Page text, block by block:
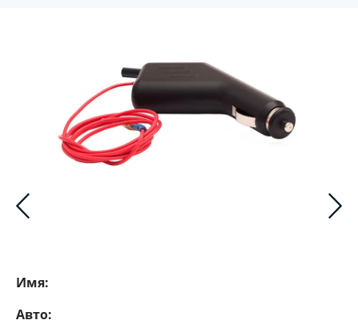
Имя:
Авто: